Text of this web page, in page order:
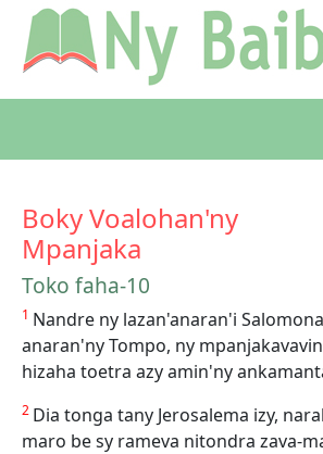
Boky Voalohan'ny
Mpanjaka
Toko faha-10
1 Nandre ny lazan'anaran'i
anaran'ny Tompo, ny
hizaha toetra azy amin'ny
2 Dia tonga tany Jerosalema izy,
maro be sy rameva nitondra zava-